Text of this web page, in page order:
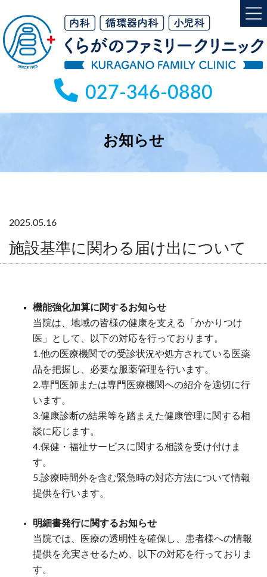
テ
ン
ゲ
ー
027-346-0880
お知らせ
2025.05.16
施設基準に関わる届け出について
機能強化加算に関するお知らせ
当院は、地域の皆様の健康を支える「かかりつけ
医」として、以下の対応を行っております。
1.他の医療機関での受診状況や処方されている医薬
品を把握し、必要な服薬管理を行います。
2.専門医師または専門医療機関への紹介を適切に行
います。
3.健康診断の結果等を踏まえた健康管理に関する相
談に応じます。
4.保健・福祉サービスに関する相談を受け付けま
す。
5.診療時間外を含む緊急時の対応方法について情報
提供を行います。
明細書発行に関するお知らせ
当院では、医療の透明性を確保し、患者様への情報
提供を充実させるため、以下の対応を行っておりま
す。